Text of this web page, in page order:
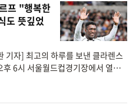
프 "행복한
도 뜻깊었
기자] 최고의 하루를 보낸 클라렌스
6시 서울월드컵경기장에서 열린